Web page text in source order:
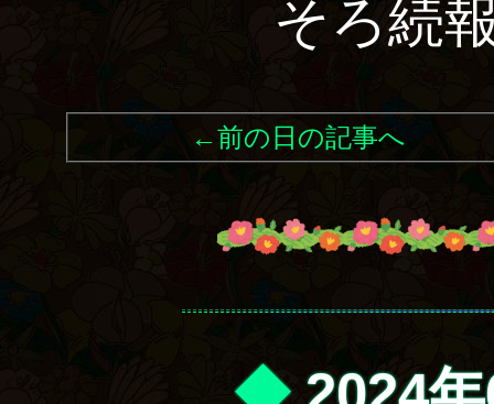
そろ続
←前の日の記事へ